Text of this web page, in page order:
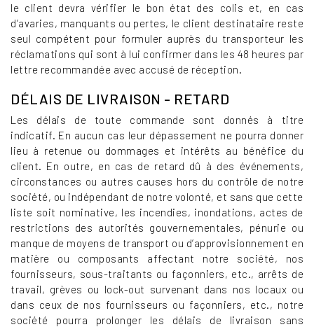
le client devra vérifier le bon état des colis et, en cas
d’avaries, manquants ou pertes, le client destinataire reste
seul compétent pour formuler auprès du transporteur les
réclamations qui sont à lui confirmer dans les 48 heures par
lettre recommandée avec accusé de réception.
DÉLAIS DE LIVRAISON - RETARD
Les délais de toute commande sont donnés à titre
indicatif. En aucun cas leur dépassement ne pourra donner
lieu à retenue ou dommages et intérêts au bénéfice du
client. En outre, en cas de retard dû à des événements,
circonstances ou autres causes hors du contrôle de notre
société, ou indépendant de notre volonté, et sans que cette
liste soit nominative, les incendies, inondations, actes de
restrictions des autorités gouvernementales, pénurie ou
manque de moyens de transport ou d’approvisionnement en
matière ou composants affectant notre société, nos
fournisseurs, sous-traitants ou façonniers, etc., arrêts de
travail, grèves ou lock-out survenant dans nos locaux ou
dans ceux de nos fournisseurs ou façonniers, etc., notre
société pourra prolonger les délais de livraison sans